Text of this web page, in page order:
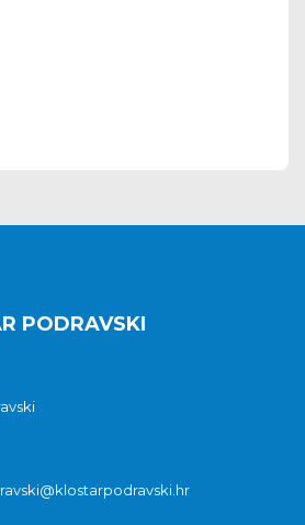
PODRAVSKI